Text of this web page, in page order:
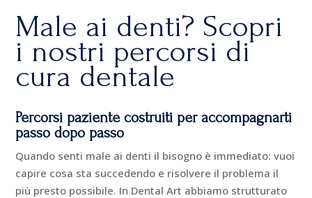
Male ai denti? Scopri
i nostri percorsi di
cura dentale
Percorsi paziente costruiti per accompagnarti
passo dopo passo
Quando senti male ai denti il bisogno è immediato: vuoi
capire cosa sta succedendo e risolvere il problema il
più presto possibile. In Dental Art abbiamo strutturato